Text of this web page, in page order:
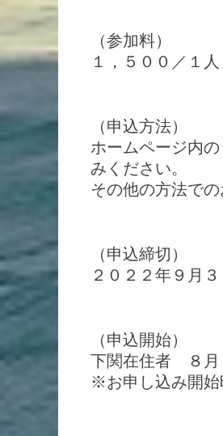
（参加料）
１，５００／１
（申込方法）
ホームページ内
みください。
その他の方法で
（申込締切）
２０２２年９月３
（申込開始）
下関在住者 ８
※お申し込み開始